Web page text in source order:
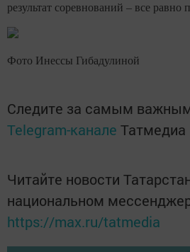
результат соревнований – все равно
Фото Инессы Гибадулиной
Следите за самым
Telegram-канале Татмедиа
Читайте новости
национальном
https://max.ru/tatmedia